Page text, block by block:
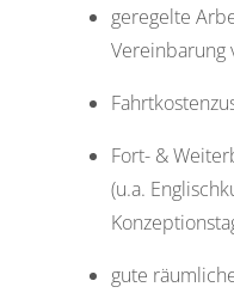
geregelte
Vereinbarung
Fort- &
(u.a.
gute